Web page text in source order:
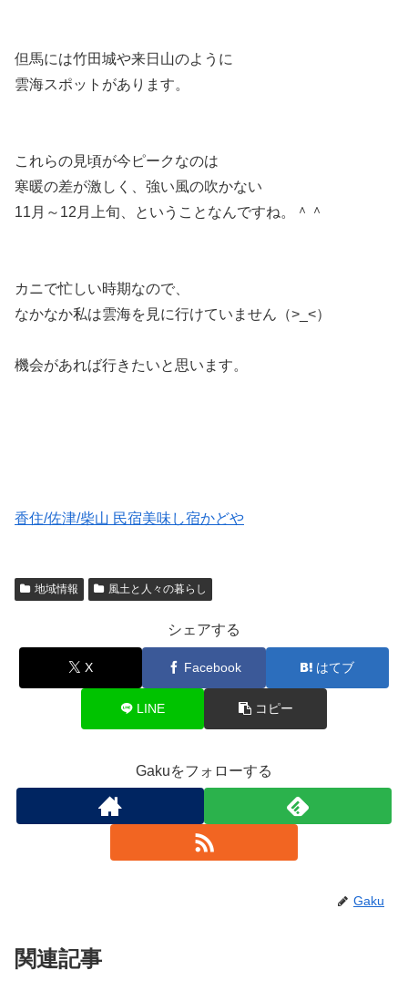
但馬には竹田城や来日山のように
雲海スポットがあります。
これらの見頃が今ピークなのは
寒暖の差が激しく、強い風の吹かない
11月～12月上旬、ということなんですね。＾＾
カニで忙しい時期なので、
なかなか私は雲海を見に行けていません（>_<）
機会があれば行きたいと思います。
香住/佐津/柴山 民宿美味し宿かどや
地域情報 風土と人々の暮らし
シェアする
X Facebook はてブ
LINE コピー
Gakuをフォローする
Gaku
関連記事